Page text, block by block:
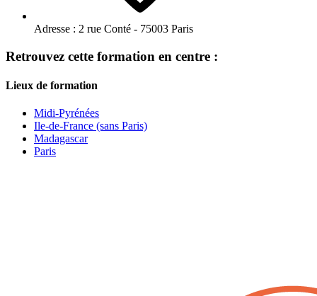
Adresse : 2 rue Conté - 75003 Paris
Retrouvez cette formation en centre :
Lieux de formation
Midi-Pyrénées
Ile-de-France (sans Paris)
Madagascar
Paris